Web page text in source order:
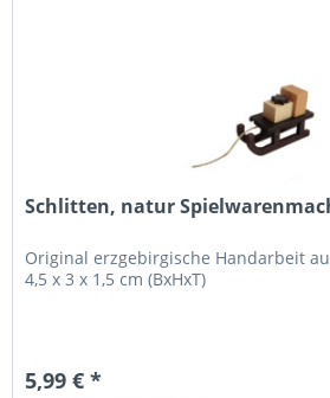
Schlitten, natur
Original erzgebirgische Handarbeit
4,5 x 3 x 1,5 cm (BxHxT)
5,99 € *